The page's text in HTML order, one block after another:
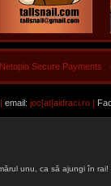
Netopia Secure Payments
email: joc[at]aidraci.ro |
unu, ca să ajungi în